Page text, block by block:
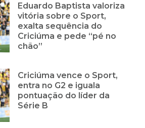
Eduardo Baptista valoriza
vitória sobre o Sport,
exalta sequência do
Criciúma e pede “pé no
chão”
Criciúma vence o Sport,
entra no G2 e iguala
pontuação do líder da
Série B